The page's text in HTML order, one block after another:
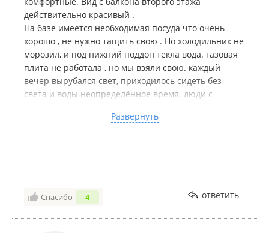
действительно красивый .
На базе имеется необходимая посуда что очень
хорошо , не нужно тащить свою . Но холодильник не
морозил, и под нижний поддон текла вода. газовая
плита не работала , но мы взяли свою. каждый
вечер вырубался свет, приходилось сидеть без
света и воды неопределённое время. люди с
собой до часу ночи , а их дети были сами по себе и
Второй раз на эту базу отдыха не поедем .
Развернуть
Спасибо 4 ответить